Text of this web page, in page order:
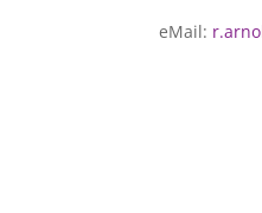
eMail: